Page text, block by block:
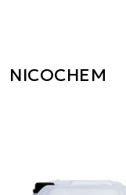
NICOCHEM